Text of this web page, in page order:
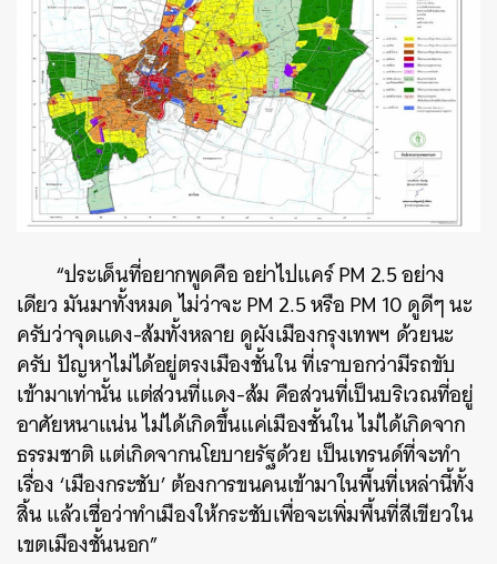
“ประเด็นที่อยากพูดคือ อย่าไปแคร์ PM 2.5 อย่าง
เดียว มันมาทั้งหมด ไม่ว่าจะ PM 2.5 หรือ PM 10 ดูดีๆ นะ
ครับว่าจุดแดง-ส้มทั้งหลาย ดูผังเมืองกรุงเทพฯ ด้วยนะ
ครับ ปัญหาไม่ได้อยู่ตรงเมืองชั้นใน ที่เราบอกว่ามีรถขับ
เข้ามาเท่านั้น แต่ส่วนที่แดง-ส้ม คือส่วนที่เป็นบริเวณที่อยู่
อาศัยหนาแน่น ไม่ได้เกิดขึ้นแค่เมืองชั้นใน ไม่ได้เกิดจาก
ธรรมชาติ แต่เกิดจากนโยบายรัฐด้วย เป็นเทรนด์ที่จะทำ
เรื่อง ‘เมืองกระชับ’ ต้องการขนคนเข้ามาในพื้นที่เหล่านี้ทั้ง
สิ้น แล้วเชื่อว่าทำเมืองให้กระชับเพื่อจะเพิ่มพื้นที่สีเขียวใน
เขตเมืองชั้นนอก”